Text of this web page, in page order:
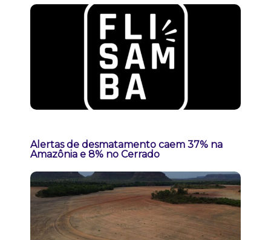
Alertas de desmatamento caem 37% na
Amazônia e 8% no Cerrado